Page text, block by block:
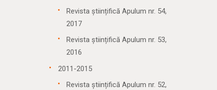
Revista științifică Apulum nr. 54,
2017
Revista științifică Apulum nr. 53,
2016
2011-2015
Revista științifică Apulum nr. 52,